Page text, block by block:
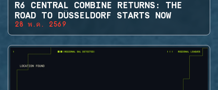
R6 CENTRAL COMBINE RETURNS: THE
ROAD TO DÜSSELDORF STARTS NOW
28 พ.ค. 2569